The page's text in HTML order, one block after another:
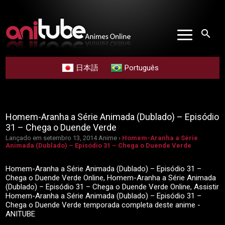
search
日本語 Português
Homem-Aranha a Série Animada (Dublado) – Episódio
31 – Chega o Duende Verde
Lançado em setembro 13, 2014 Anime › Homem-Aranha a Série
Animada (Dublado) – Episódio 31 – Chega o Duende Verde
Homem-Aranha a Série Animada (Dublado) – Episódio 31 –
Chega o Duende Verde Online, Homem-Aranha a Série Animada
(Dublado) – Episódio 31 – Chega o Duende Verde Online, Assistir
Homem-Aranha a Série Animada (Dublado) – Episódio 31 –
Chega o Duende Verde temporada completa deste anime -
ANITUBE